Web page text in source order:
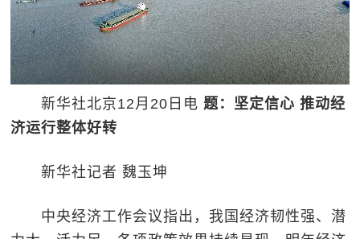
新华社北京12月20日电题：坚定信心 推动经
济运行整体好转
新华社记者 魏玉坤
中央经济工作会议指出，我国经济韧性强、潜